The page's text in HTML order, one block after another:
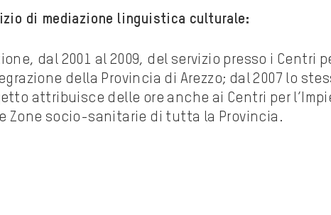
di mediazione linguistica culturale:
dal 2001 al 2009, del servizio presso i Centri
della Provincia di Arezzo; dal 2007 lo
attribuisce delle ore anche ai Centri per
Zone socio-sanitarie di tutta la Provincia.